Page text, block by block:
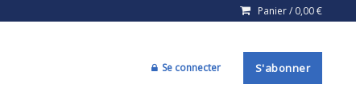
Panier / 0,00€
Se connecter S'abonner